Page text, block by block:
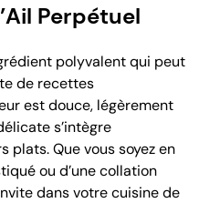
Perpétuel
polyvalent qui peut
de recettes
est douce, légèrement
s’intègre
plats. Que vous soyez en
ou d’une collation
dans votre cuisine de